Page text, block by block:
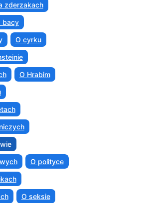
zderzakach
bacy
O cyrku
O Hrabim
O polityce
O seksie